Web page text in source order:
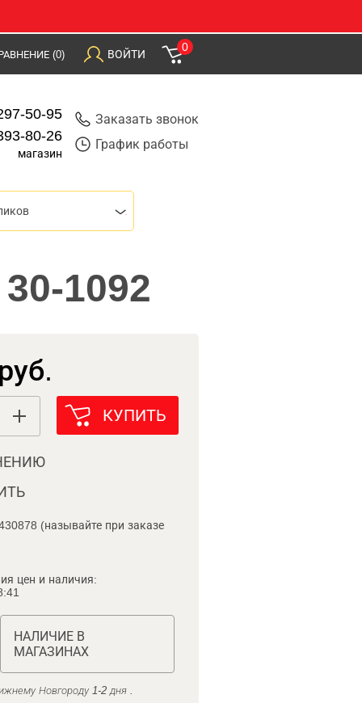
(0) ВОЙТИ
0
50-95
80-26
магазин
Заказать звонок
График работы
1092
КУПИТЬ
(называйте при заказе
цен и наличия:
НАЛИЧИЕ В
МАГАЗИНАХ
Новгороду 1-2 дня .